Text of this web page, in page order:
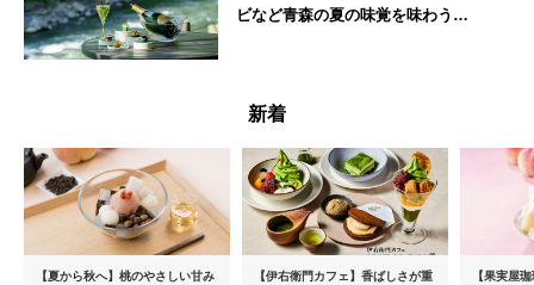
ビなど青森の夏の味覚を味わうフ
新着
【夏から秋へ】桃のやさしい甘み
【伊右衛門カフェ】香ばしさが重
【果実屋